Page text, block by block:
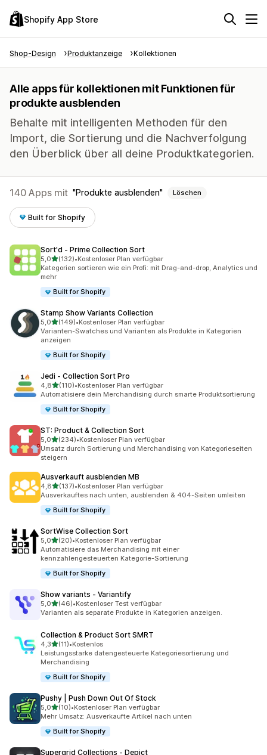
Shopify App Store
Shop-Design Produktanzeige Kollektionen
Alle apps für kollektionen mit Funktionen für
produkte ausblenden
Behalte mit intelligenten Methoden für den
Import, die Sortierung und die Nachverfolgung
den Überblick über all deine Produktkategorien.
140 Apps mit Produkte ausblenden Löschen
Built for Shopify
Sort'd ‑ Prime Collection Sort
5,0von 5 Sternen
(132)
132 Rezensionen insgesamt
•Kostenloser Plan verfügbar
Kategorien sortieren wie ein Profi: mit Drag-and-drop, Analytics und
mehr
Built for Shopify
Stamp Show Variants Collection
5,0von 5 Sternen
(149)
149 Rezensionen insgesamt
•Kostenloser Plan verfügbar
Varianten-Swatches und Varianten als Produkte in Kategorien
anzeigen
Built for Shopify
Jedi ‑ Collection Sort Pro
4,8von 5 Sternen
(110)
110 Rezensionen insgesamt
•Kostenloser Plan verfügbar
Automatisiere dein Merchandising durch smarte Produktsortierung
Built for Shopify
ST: Product & Collection Sort
5,0von 5 Sternen
(234)
234 Rezensionen insgesamt
•Kostenloser Plan verfügbar
Umsatz durch Sortierung und Merchandising von Kategorieseiten
steigern
Ausverkauft ausblenden MB
4,8von 5 Sternen
(137)
137 Rezensionen insgesamt
•Kostenloser Plan verfügbar
Ausverkauftes nach unten, ausblenden & 404-Seiten umleiten
Built for Shopify
SortWise Collection Sort
5,0von 5 Sternen
(20)
20 Rezensionen insgesamt
•Kostenloser Plan verfügbar
Automatisiere das Merchandising mit einer
kennzahlengesteuerten Kategorie-Sortierung
Built for Shopify
Show variants ‑ Variantify
5,0von 5 Sternen
(46)
46 Rezensionen insgesamt
•Kostenloser Test verfügbar
Varianten als separate Produkte in Kategorien anzeigen.
Collection & Product Sort SMRT
4,3von 5 Sternen
(11)
11 Rezensionen insgesamt
•Kostenlos
Leistungsstarke datengesteuerte Kategoriesortierung und
Merchandising
Built for Shopify
Pushy | Push Down Out Of Stock
5,0von 5 Sternen
(10)
10 Rezensionen insgesamt
•Kostenloser Plan verfügbar
Mehr Umsatz: Ausverkaufte Artikel nach unten
Built for Shopify
Supergrid Collections ‑ Depict